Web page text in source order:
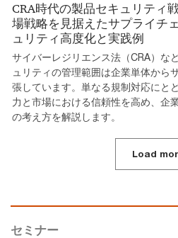
CRA時代の製品セキュリティ
場戦略を見据えたサプライチ
ュリティ高度化と実践例
サイバーレジリエンス法（CRA）な
ュリティの管理範囲は企業単体から
張しています。単なる規制対応にと
力と市場における信頼性を高め、企
の考え方を解説します。
Load
セミナー